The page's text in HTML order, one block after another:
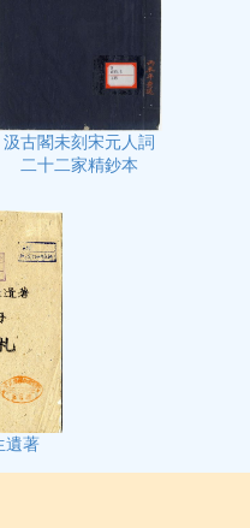
汲古閣未刻宋元人詞
二十二家精鈔本
遺著